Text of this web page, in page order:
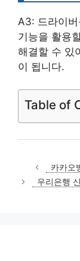
A3: 드라이
기능을 활용
해결할 수 있
이 됩니다.
Table of
카카오
우리은행